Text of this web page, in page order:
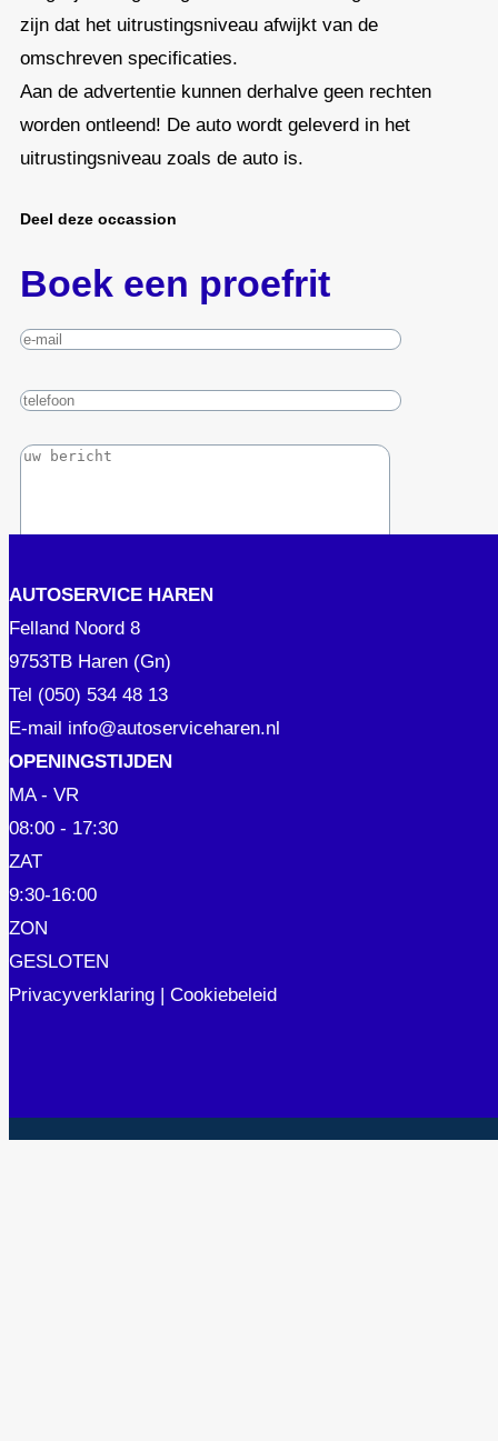
zijn dat het uitrustingsniveau afwijkt van de
omschreven specificaties.
Aan de advertentie kunnen derhalve geen rechten
worden ontleend! De auto wordt geleverd in het
uitrustingsniveau zoals de auto is.
Deel deze occassion
Boek een proefrit
AUTOSERVICE HAREN
Felland Noord 8
9753TB Haren (Gn)
Tel (050) 534 48 13
E-mail info@autoserviceharen.nl
OPENINGSTIJDEN
MA - VR
08:00 - 17:30
ZAT
9:30-16:00
ZON
GESLOTEN
Privacyverklaring | Cookiebeleid